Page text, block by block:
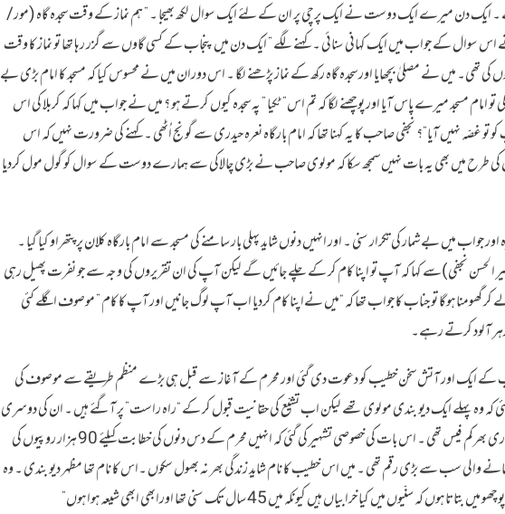
دن میرے ایک دوست نے ایک پرچی پر ان کے لئے ایک سوال لکھ بھیجا ۔ ” ہم نماز کے وقت سجدہ گاہ (مور/
اس سوال کے جواب میں ایک کہانی سنائی ۔ کہنے لگے ” ایک دن میں پنجاب کے کسی گاوں سے گزر رہا تھا تو نماز کا وقت
کی تھی۔ میں نے مصلیٰ بچھایا اور سجدہ گاہ رکھ کے نماز پڑھنے لگا ۔ اس دوران میں نے محسوس کیا کہ مسجد کا امام بڑی بے
تو امام مسجد میرے پاس آیا اور پوچھنے لگا کہ تم اس” ٹکیا ” پہ سجدہ کیوں کرتے ہو ؟ میں نے جواب میں کہا کہ کربلا کی اس
نہیں آیا”؟ نجفی صاحب کا یہ کہنا تھا کہ امام بارگاہ نعرہ حیدری سے گونج اُٹھی ۔ کہنے کی ضرورت نہیں کہ اس
طرح میں بھی یہ بات نہیں سمجھ سکا کہ مولوی صاحب نے بڑی چالاکی سے ہمارے دوست کے سوال کو گول مول کردیا
جواب میں بے شمار کی تکرار سنی ۔ اور انہیں دنوں شاید پہلی بار سامنے کی مسجد سے امام بارگاہ کلان پر پتھراو کیا گیا ۔
نجفی)سے کہا کہ آپ تو اپنا کام کر کے چلے جائیں گے لیکن آپ کی ان تقریروں کی وجہ سے جو نفرت پھیل رہی
ہوگا تو جناب کا جواب تھا کہ “میں نےاپنا کام کردیا اب آپ لوگ جانیں اور آپ کا کام ” موصوف اگلے کئی
آلود کرتے رہے۔
کے ایک اور آتش سخن خطیب کو دعوت دی گئی اور محرم کے آغاز سے قبل ہی بڑے منظم طریقے سے موصوف کی
گئی کہ وہ پہلے ایک دیو بندی مولوی تھے لیکن اب تشیّع کی حقانیت قبول کر کے “راہ راست” پر آگئے ہیں ۔ ان کی دوسری
خوبی جو ان کی مقبولیت میں اضافے کا باعث بنی ان کی بھاری بھرکم فیس تھی ۔ اس بات کی خصوصی تشہیر کی گئی کہ انہیں محرم کے دس دنوں کی خطابت کیلئے 90 ہزار روپیوں کی
والی سب سے بڑی رقم تھی ۔ میں اس خطیب کا نام شاید زندگی بھر نہ بھول سکوں ۔اس کا نام تھا مظہر دیو بندی ۔ وہ
میں کیا خرابیاں ہیں کیونکہ میں 45 سال تک سنی تھا اورابھی ابھی شیعہ ہوا ہوں”